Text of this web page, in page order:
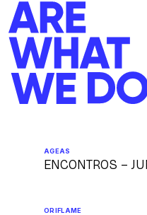
AGEAS
ENCONTROS –
ORIFLAME